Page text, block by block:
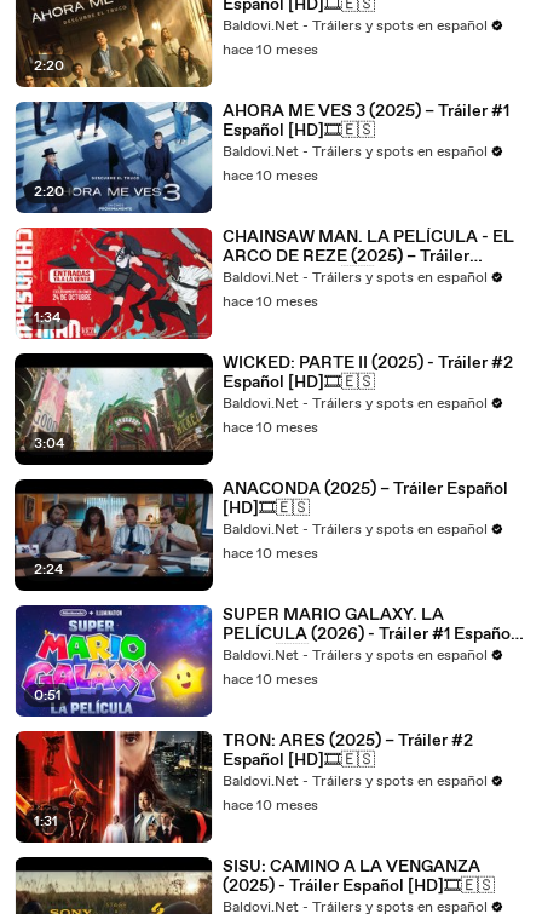
2:20
Español [HD]🎞️🇪🇸
Baldovi.Net - Tráilers y spots en español
hace 10 meses
2:20
AHORA ME VES 3 (2025) – Tráiler #1
Español [HD]🎞️🇪🇸
Baldovi.Net - Tráilers y spots en español
hace 10 meses
1:34
CHAINSAW MAN. LA PELÍCULA - EL
ARCO DE REZE (2025) – Tráiler
Español [HD]🎞️🇪🇸
Baldovi.Net - Tráilers y spots en español
hace 10 meses
3:04
WICKED: PARTE II (2025) - Tráiler #2
Español [HD]🎞️🇪🇸
Baldovi.Net - Tráilers y spots en español
hace 10 meses
2:24
ANACONDA (2025) – Tráiler Español
[HD]🎞️🇪🇸
Baldovi.Net - Tráilers y spots en español
hace 10 meses
0:51
SUPER MARIO GALAXY. LA
PELÍCULA (2026) - Tráiler #1 Español
[HD]🎞️🇪🇸
Baldovi.Net - Tráilers y spots en español
hace 10 meses
1:31
TRON: ARES (2025) – Tráiler #2
Español [HD]🎞️🇪🇸
Baldovi.Net - Tráilers y spots en español
hace 10 meses
SISU: CAMINO A LA VENGANZA
(2025) - Tráiler Español [HD]🎞️🇪🇸
Baldovi.Net - Tráilers y spots en español